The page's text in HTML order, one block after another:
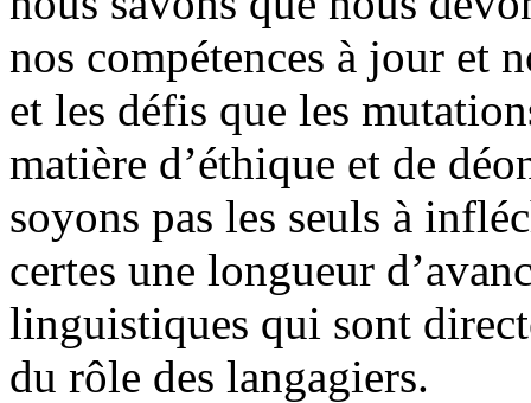
nos compétences à jour et
et les défis que les
matière d’éthique et de
soyons pas les seuls à
certes une longueur
linguistiques qui sont
du rôle des langagiers.